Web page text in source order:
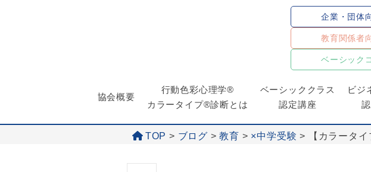
企業・団体
教育関係者
ベーシック
協会概要
行動色彩心理学®
カラータイプ®診断とは
ベーシッククラス
認定講座
ビジ
TOP > ブログ >教育 > ×中学受験 > 【カラータ